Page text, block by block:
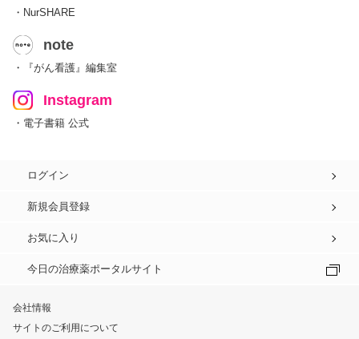
・NurSHARE
note
・『がん看護』編集室
Instagram
・電子書籍 公式
ログイン
新規会員登録
お気に入り
今日の治療薬ポータルサイト
会社情報
サイトのご利用について